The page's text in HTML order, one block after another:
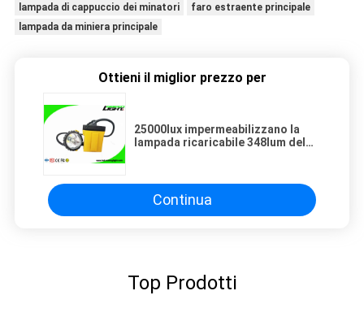
lampada di cappuccio dei minatori
faro estraente principale
lampada da miniera principale
Ottieni il miglior prezzo per
25000lux impermeabilizzano la
lampada ricaricabile 348lum del
sotterranea
Continua
Top Prodotti